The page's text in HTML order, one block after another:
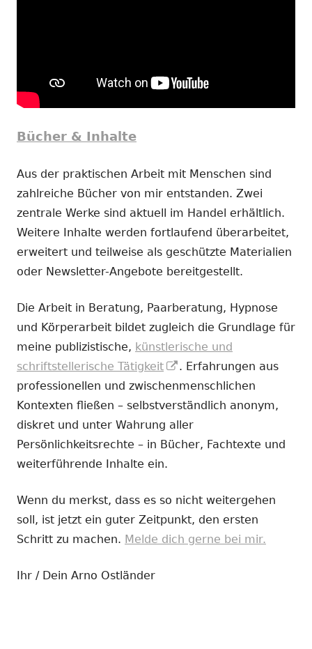
Bücher & Inhalte
Aus der praktischen Arbeit mit Menschen sind
zahlreiche Bücher von mir entstanden. Zwei
zentrale Werke sind aktuell im Handel erhältlich.
Weitere Inhalte werden fortlaufend überarbeitet,
erweitert und teilweise als geschützte Materialien
oder Newsletter-Angebote bereitgestellt.
Die Arbeit in Beratung, Paarberatung, Hypnose
und Körperarbeit bildet zugleich die Grundlage für
meine publizistische, künstlerische und
schriftstellerische Tätigkeit
In
neuem
Fenster
öffnen
. Erfahrungen aus
professionellen und zwischenmenschlichen
Kontexten fließen – selbstverständlich anonym,
diskret und unter Wahrung aller
Persönlichkeitsrechte – in Bücher, Fachtexte und
weiterführende Inhalte ein.
Wenn du merkst, dass es so nicht weitergehen
soll, ist jetzt ein guter Zeitpunkt, den ersten
Schritt zu machen. Melde dich gerne bei mir.
Ihr / Dein Arno Ostländer